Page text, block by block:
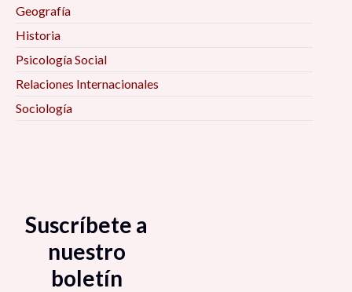
Geografía
Historia
Psicología Social
Relaciones Internacionales
Sociología
Suscríbete a
nuestro
boletín